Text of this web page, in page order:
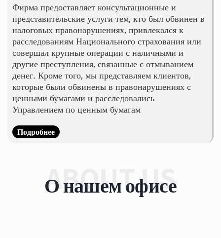
Фирма предоставляет консультационные и
представительские услуги тем, кто был обвинен в
налоговых правонарушениях, привлекался к
расследованиям Национального страхования или
совершал крупные операции с наличными и
другие преступления, связанные с отмыванием
денег. Кроме того, мы представляем клиентов,
которые были обвинены в правонарушениях с
ценными бумагами и расследовались
Управлением по ценным бумагам
Подробнее
ABOUT US
О нашем офисе